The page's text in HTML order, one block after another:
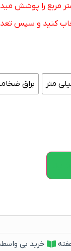
کنید و سپس
براق ضخامت 3.7
خرید بی